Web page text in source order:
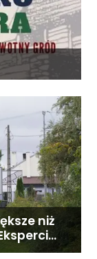
niż